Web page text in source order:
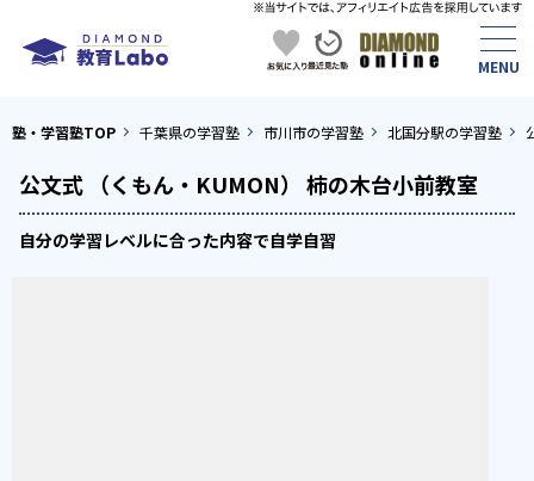
塾・学習塾TOP 千葉県の学習塾 市川市の学習塾 北国分駅の学習塾
公文式 （くもん・KUMON） 柿の木台小前教室
自分の学習レベルに合った内容で自学自習